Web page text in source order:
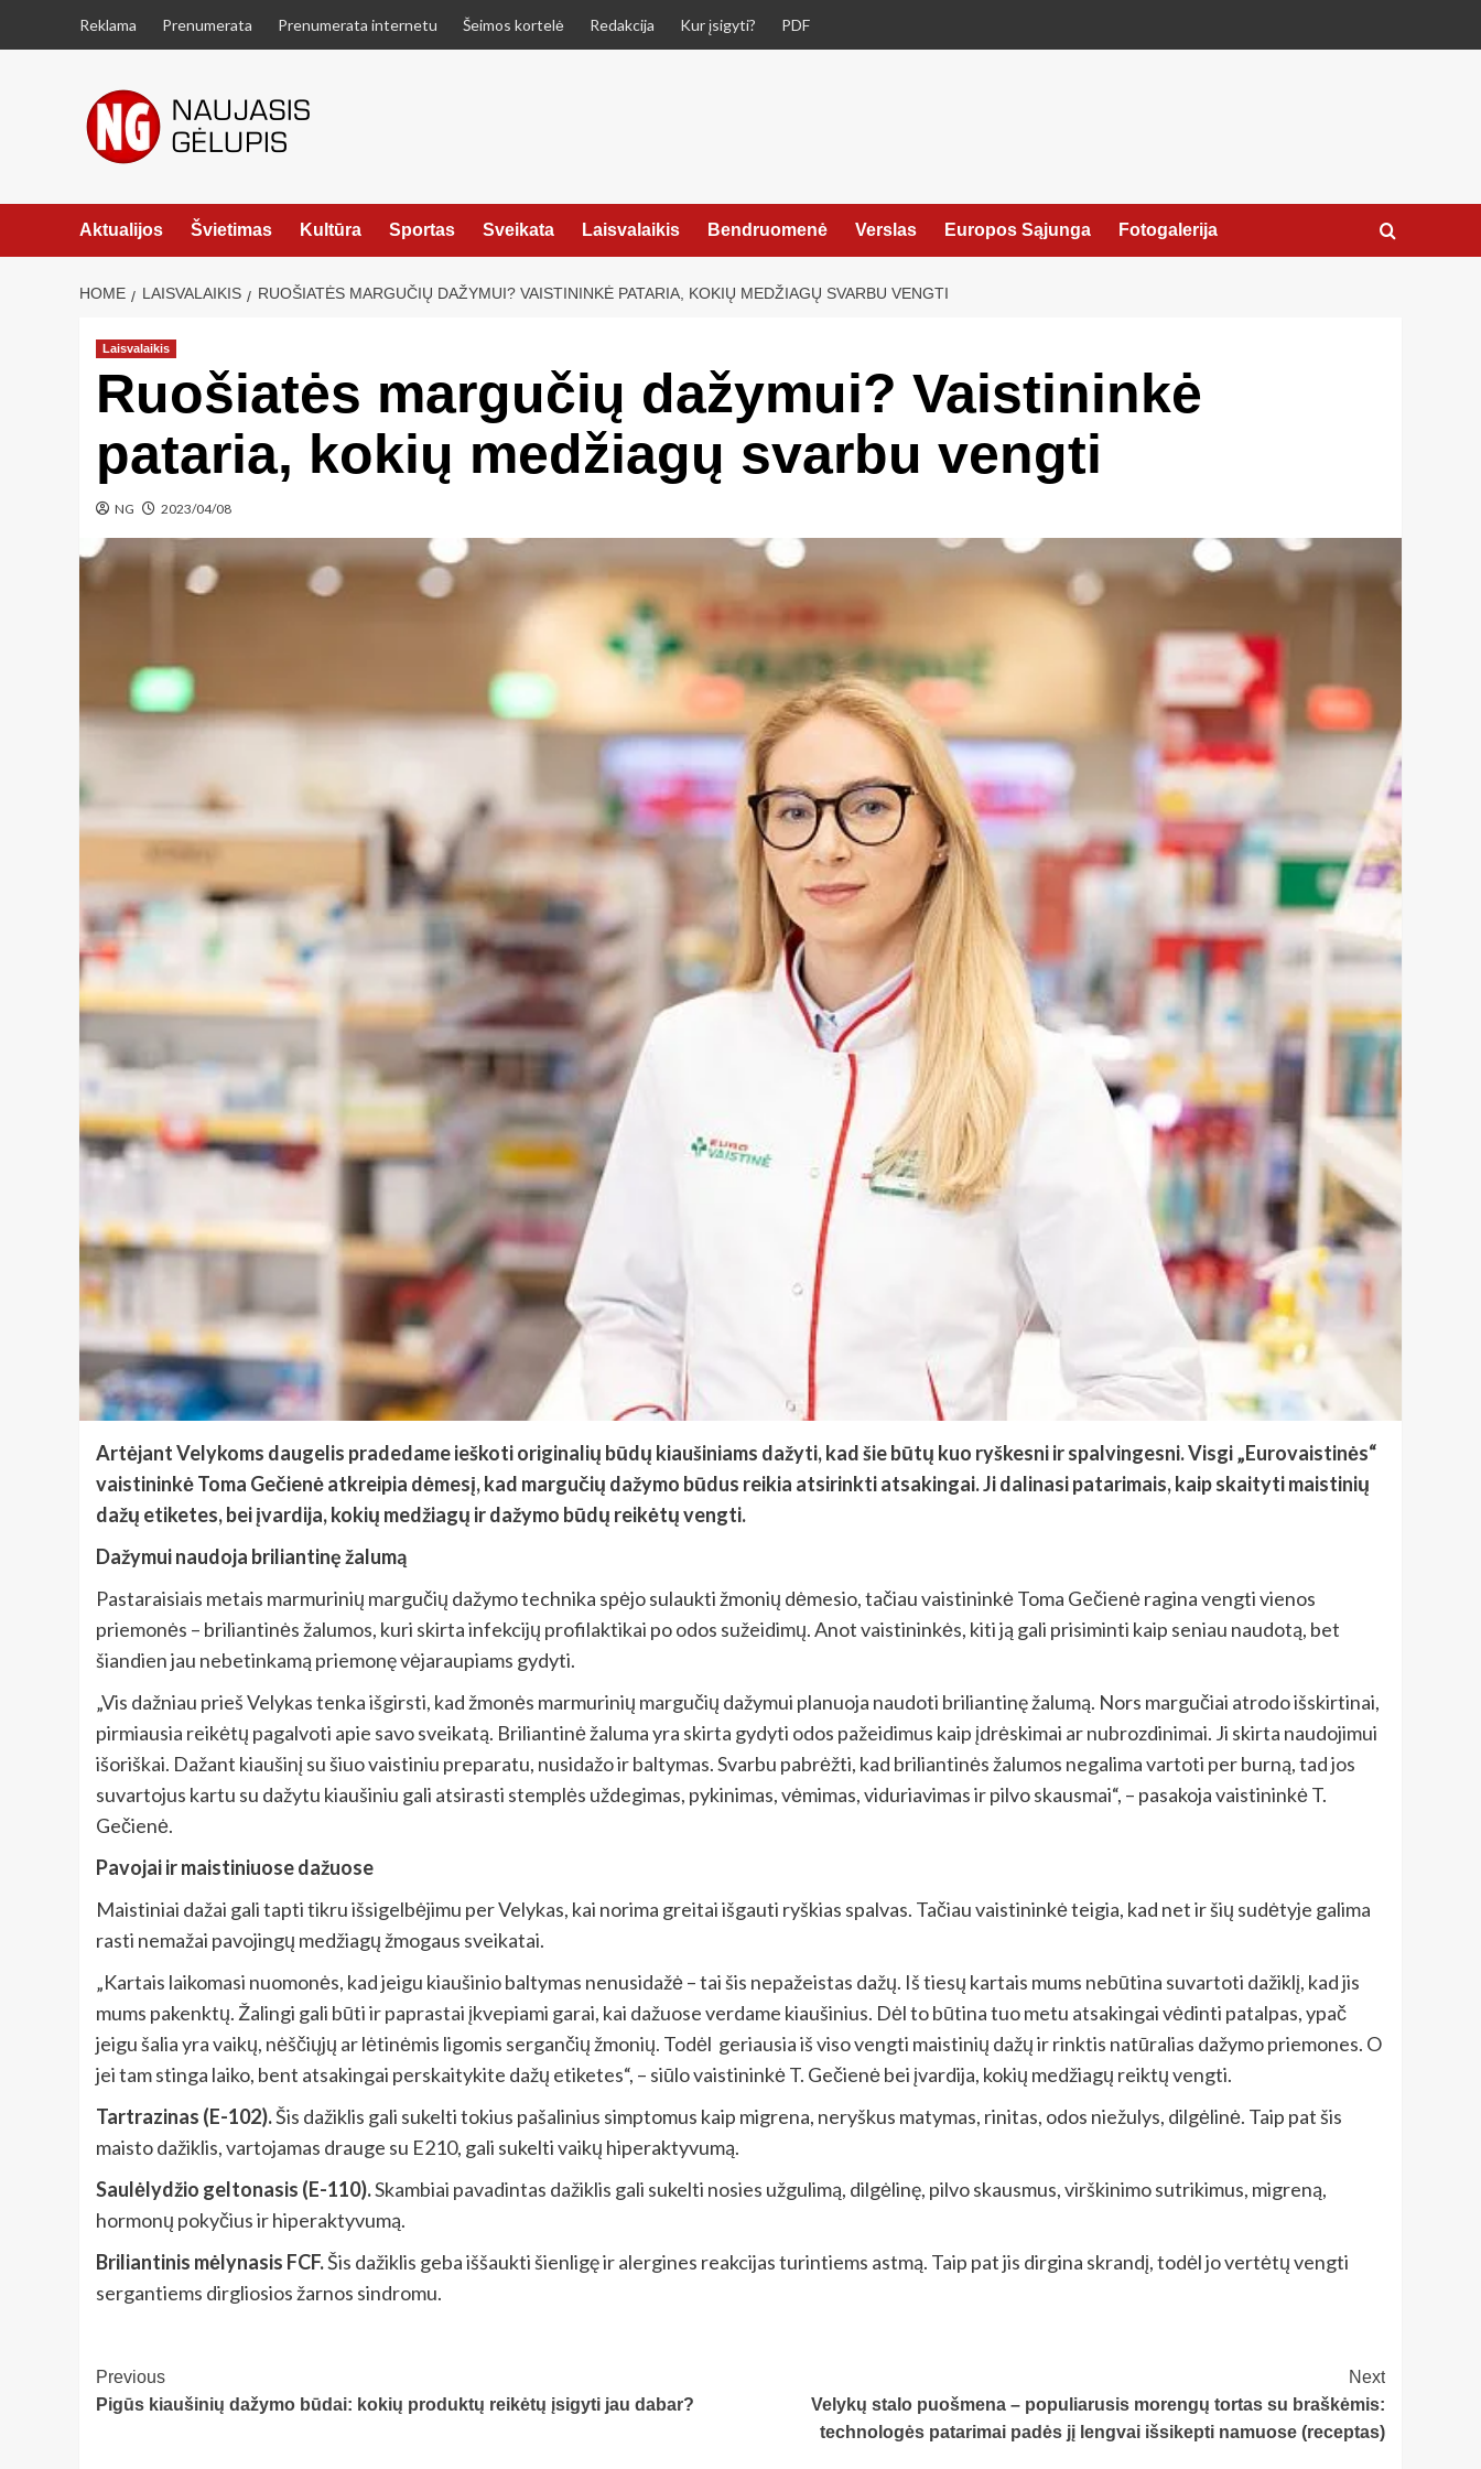
Reklama Prenumerata Prenumerata internetu Šeimos kortelė Redakcija Kur įsigyti? PDF
Aktualijos Švietimas Kultūra Sportas Sveikata Laisvalaikis Bendruomenė Verslas Europos Sąjunga Fotogalerija
HOME LAISVALAIKIS RUOŠIATĖS MARGUČIŲ DAŽYMUI? VAISTININKĖ PATARIA, KOKIŲ MEDŽIAGŲ SVARBU VENGTI
Laisvalaikis
Ruošiatės margučių dažymui? Vaistininkė
pataria, kokių medžiagų svarbu vengti
NG 2023/04/08
Artėjant Velykoms daugelis pradedame ieškoti originalių būdų kiaušiniams dažyti, kad šie būtų kuo ryškesni ir spalvingesni. Visgi „Eurovaistinės“
vaistininkė Toma Gečienė atkreipia dėmesį, kad margučių dažymo būdus reikia atsirinkti atsakingai. Ji dalinasi patarimais, kaip skaityti maistinių
dažų etiketes, bei įvardija, kokių medžiagų ir dažymo būdų reikėtų vengti.
Dažymui naudoja briliantinę žalumą
Pastaraisiais metais marmurinių margučių dažymo technika spėjo sulaukti žmonių dėmesio, tačiau vaistininkė Toma Gečienė ragina vengti vienos
priemonės – briliantinės žalumos, kuri skirta infekcijų profilaktikai po odos sužeidimų. Anot vaistininkės, kiti ją gali prisiminti kaip seniau naudotą, bet
šiandien jau nebetinkamą priemonę vėjaraupiams gydyti.
„Vis dažniau prieš Velykas tenka išgirsti, kad žmonės marmurinių margučių dažymui planuoja naudoti briliantinę žalumą. Nors margučiai atrodo išskirtinai,
pirmiausia reikėtų pagalvoti apie savo sveikatą. Briliantinė žaluma yra skirta gydyti odos pažeidimus kaip įdrėskimai ar nubrozdinimai. Ji skirta naudojimui
išoriškai. Dažant kiaušinį su šiuo vaistiniu preparatu, nusidažo ir baltymas. Svarbu pabrėžti, kad briliantinės žalumos negalima vartoti per burną, tad jos
suvartojus kartu su dažytu kiaušiniu gali atsirasti stemplės uždegimas, pykinimas, vėmimas, viduriavimas ir pilvo skausmai“, – pasakoja vaistininkė T.
Gečienė.
Pavojai ir maistiniuose dažuose
Maistiniai dažai gali tapti tikru išsigelbėjimu per Velykas, kai norima greitai išgauti ryškias spalvas. Tačiau vaistininkė teigia, kad net ir šių sudėtyje galima
rasti nemažai pavojingų medžiagų žmogaus sveikatai.
„Kartais laikomasi nuomonės, kad jeigu kiaušinio baltymas nenusidažė – tai šis nepažeistas dažų. Iš tiesų kartais mums nebūtina suvartoti dažiklį, kad jis
mums pakenktų. Žalingi gali būti ir paprastai įkvepiami garai, kai dažuose verdame kiaušinius. Dėl to būtina tuo metu atsakingai vėdinti patalpas, ypač
jeigu šalia yra vaikų, nėščiųjų ar lėtinėmis ligomis sergančių žmonių. Todėl geriausia iš viso vengti maistinių dažų ir rinktis natūralias dažymo priemones. O
jei tam stinga laiko, bent atsakingai perskaitykite dažų etiketes“, – siūlo vaistininkė T. Gečienė bei įvardija, kokių medžiagų reiktų vengti.
Tartrazinas (E-102).Šis dažiklis gali sukelti tokius pašalinius simptomus kaip migrena, neryškus matymas, rinitas, odos niežulys, dilgėlinė. Taip pat šis
maisto dažiklis, vartojamas drauge su E210, gali sukelti vaikų hiperaktyvumą.
Saulėlydžio geltonasis (E-110).Skambiai pavadintas dažiklis gali sukelti nosies užgulimą, dilgėlinę, pilvo skausmus, virškinimo sutrikimus, migreną,
hormonų pokyčius ir hiperaktyvumą.
Briliantinis mėlynasis FCF.Šis dažiklis geba iššaukti šienligę ir alergines reakcijas turintiems astmą. Taip pat jis dirgina skrandį, todėl jo vertėtų vengti
sergantiems dirgliosios žarnos sindromu.
Post
Navigation
Previous
Pigūs kiaušinių dažymo būdai: kokių produktų reikėtų įsigyti jau dabar?
Next
Velykų stalo puošmena – populiarusis morengų tortas su braškėmis:
technologės patarimai padės jį lengvai išsikepti namuose (receptas)